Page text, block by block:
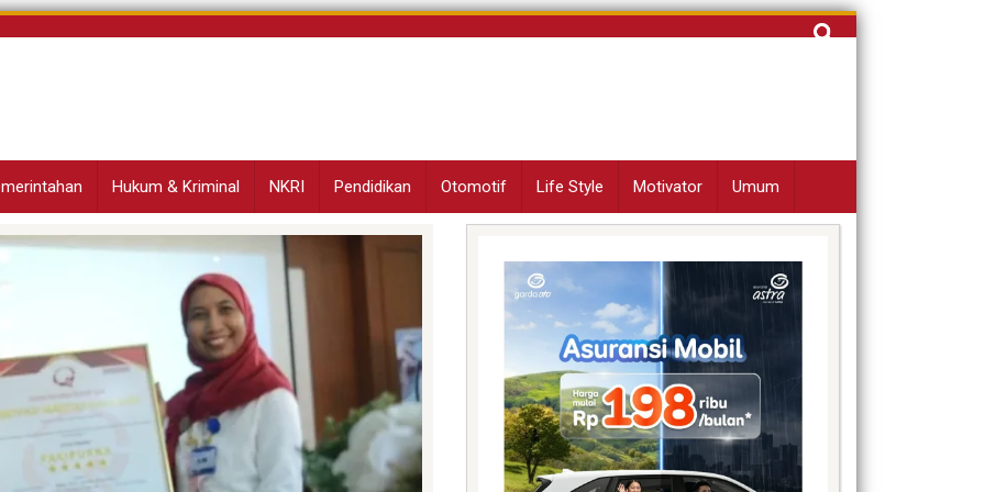
Cari
Hukum & Kriminal NKRI Pendidikan Otomotif Life Style Motivator Umum